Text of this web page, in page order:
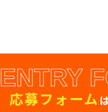
ENTRY
応募フォーム